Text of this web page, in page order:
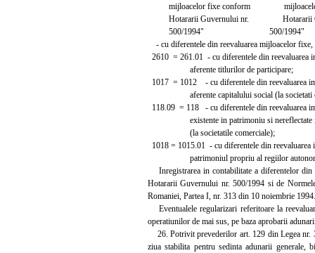
mijloacelor fixe conform mijloacelor
Hotararii Guvernului nr. Hotararii
500/1994" 500/1994"
- cu diferentele din reevaluarea mijloacelor
2610 = 261.01 - cu diferentele din reevaluarea
aferente titlurilor de participare;
1017 = 1012 - cu diferentele din reevaluarea
aferente capitalului social (la societati
118.09 = 118 - cu diferentele din reevaluarea
existente in patrimoniu si nereflectate in
(la societatile comerciale);
1018 = 1015.01 - cu diferentele din
patrimoniul propriu al regiilor
Inregistrarea in contabilitate a diferentelor din
Hotararii Guvernului nr. 500/1994 si de
Romaniei, Partea I, nr. 313 din 10 noiembrie 1994.
Eventualele regularizari referitoare la
operatiunilor de mai sus, pe baza aprobarii
26. Potrivit prevederilor art. 129 din Legea nr.
ziua stabilita pentru sedinta adunarii